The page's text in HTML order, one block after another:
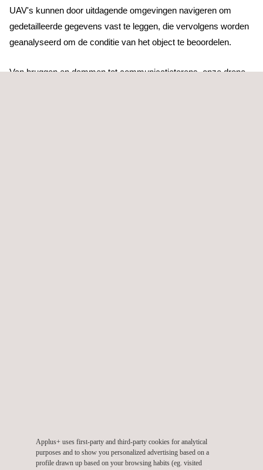
UAV's kunnen door uitdagende omgevingen navigeren om
gedetailleerde gegevens vast te leggen, die vervolgens worden
geanalyseerd om de conditie van het object te beoordelen.
Van bruggen en dammen tot communicatietorens, onze drone-
Applus+ uses first-party and third-party cookies for analytical
purposes and to show you personalized advertising based on a
profile drawn up based on your browsing habits (eg. visited